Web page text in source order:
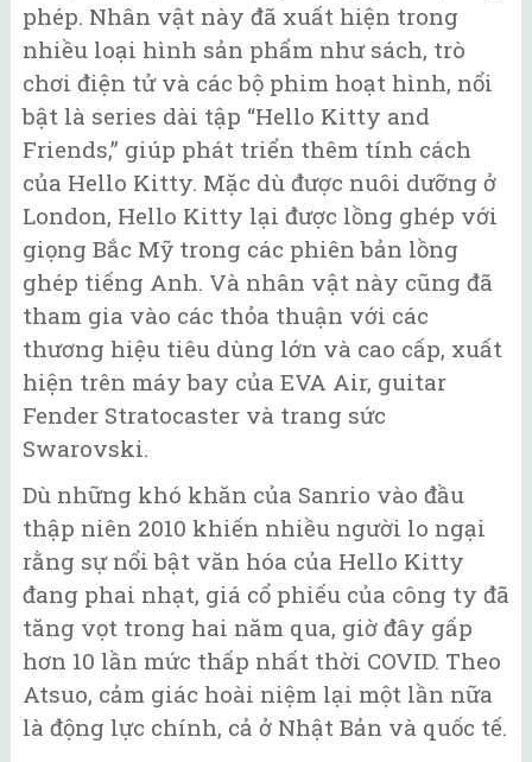
phép. Nhân vật này đã xuất hiện trong
nhiều loại hình sản phẩm như sách, trò
chơi điện tử và các bộ phim hoạt hình, nổi
bật là series dài tập “Hello Kitty and
Friends,” giúp phát triển thêm tính cách
của Hello Kitty. Mặc dù được nuôi dưỡng ở
London, Hello Kitty lại được lồng ghép với
giọng Bắc Mỹ trong các phiên bản lồng
ghép tiếng Anh. Và nhân vật này cũng đã
tham gia vào các thỏa thuận với các
thương hiệu tiêu dùng lớn và cao cấp, xuất
hiện trên máy bay của EVA Air, guitar
Fender Stratocaster và trang sức
Swarovski.
Dù những khó khăn của Sanrio vào đầu
thập niên 2010 khiến nhiều người lo ngại
rằng sự nổi bật văn hóa của Hello Kitty
đang phai nhạt, giá cổ phiếu của công ty đã
tăng vọt trong hai năm qua, giờ đây gấp
hơn 10 lần mức thấp nhất thời COVID. Theo
Atsuo, cảm giác hoài niệm lại một lần nữa
là động lực chính, cả ở Nhật Bản và quốc tế.